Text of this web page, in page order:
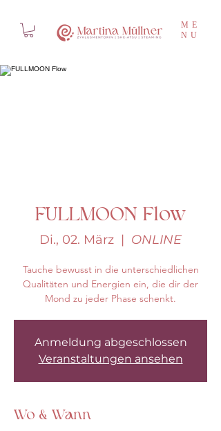
ME
NU
FULLMOON Flow
Di., 02. März
  |
ONLINE
Tauche bewusst in die unterschiedlichen
Qualitäten und Energien ein, die dir der
Mond zu jeder Phase schenkt.
Anmeldung abgeschlossen
Veranstaltungen ansehen
Wo & Wann